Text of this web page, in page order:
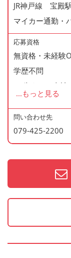
◆有給休暇あり
◆産休・育休あ
◆交通費支給
◆資格支援制度あ
◆マイカー通勤
◆無料駐車場あり
◆まかない制度
◆社内の表彰制
◆再雇用制度あり
◆制服貸与
JR神戸線 宝殿
マイカー通勤・
応募資格
無資格・未経験
学歴不問
60歳まで（当
た場合はこの限
＜歓迎資格＞
・2年以上の勤
・調理師免許
※上記の資格、
... もっと見る
問い合わせ先
079-425-2200